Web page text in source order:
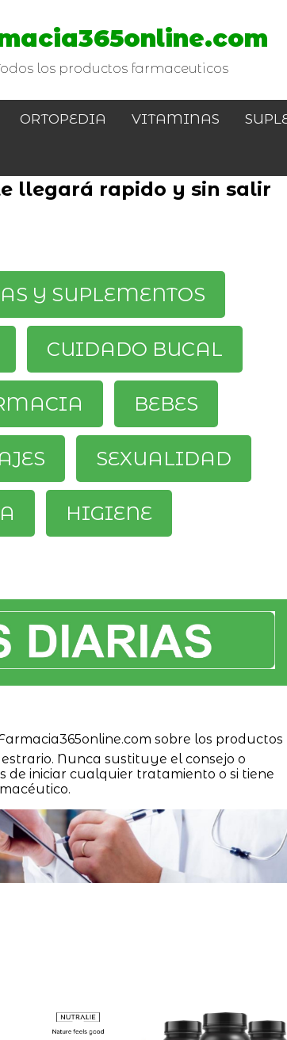
los productos farmaceuticos
ORTOPEDIA VITAMINAS
llegará rapido y sin salir
Y SUPLEMENTOS
CUIDADO BUCAL
BEBES
SEXUALIDAD
HIGIENE
sobre los productos
Nunca sustituye el consejo o
de iniciar cualquier tratamiento o si tiene